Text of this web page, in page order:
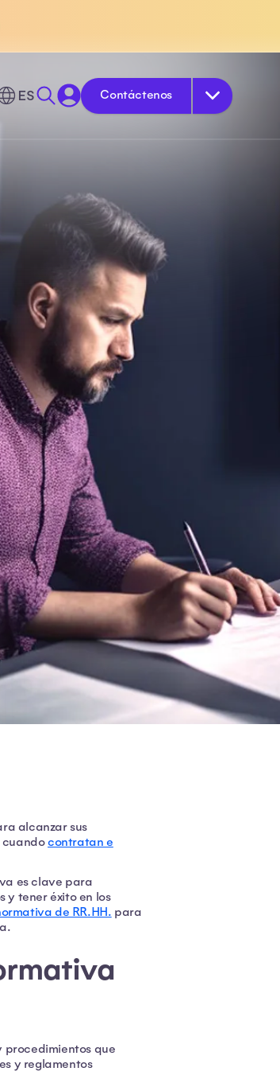
ES Contáctenos
alcanzar sus
cuandocontratan e
es clave para
y tener éxito en los
de RR.HH. para
procedimientos que
y reglamentos